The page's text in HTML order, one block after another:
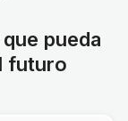
pueda
futuro